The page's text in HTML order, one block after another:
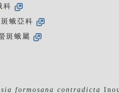
科
蛾亞科
斑蛾屬
formosana contradicta